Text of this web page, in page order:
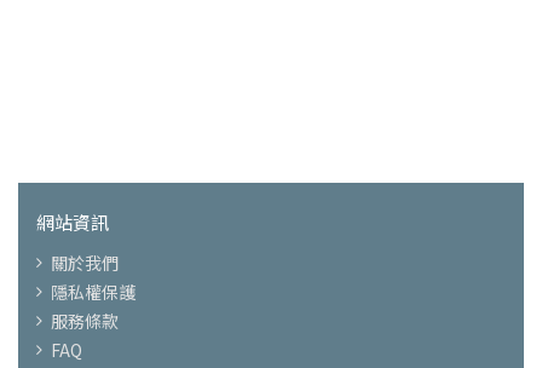
網站資訊
關於我們
隱私權保護
服務條款
FAQ